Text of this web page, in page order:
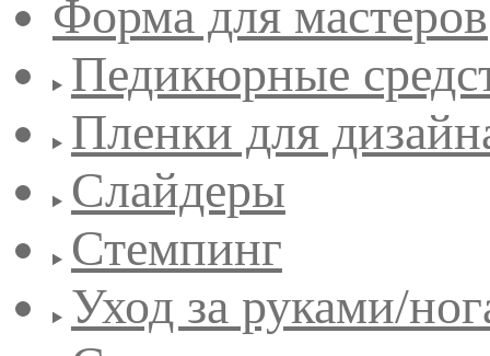
Форма для мастеров
Педикюрные
Пленки для
Слайдеры
Стемпинг
Уход за руками/